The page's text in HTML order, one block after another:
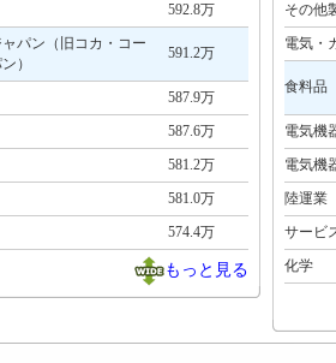
592.8万
パン（旧コカ・コー
）
591.2万
587.9万
587.6万
581.2万
581.0万
574.4万
もっと見る
その他
電気・
食料品
電気機
電気機
陸運業
サービ
化学